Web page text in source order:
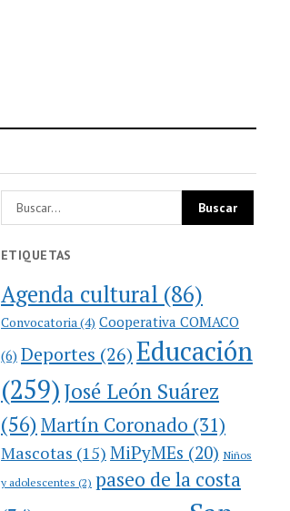
ETIQUETAS
Agenda cultural (86)
Convocatoria (4) Cooperativa COMACO
(6) Deportes (26)Educación
(259)José León Suárez
(56)Martín Coronado (31)
Mascotas (15) MiPyMEs (20) Niños
y adolescentes (2) paseo de la costa